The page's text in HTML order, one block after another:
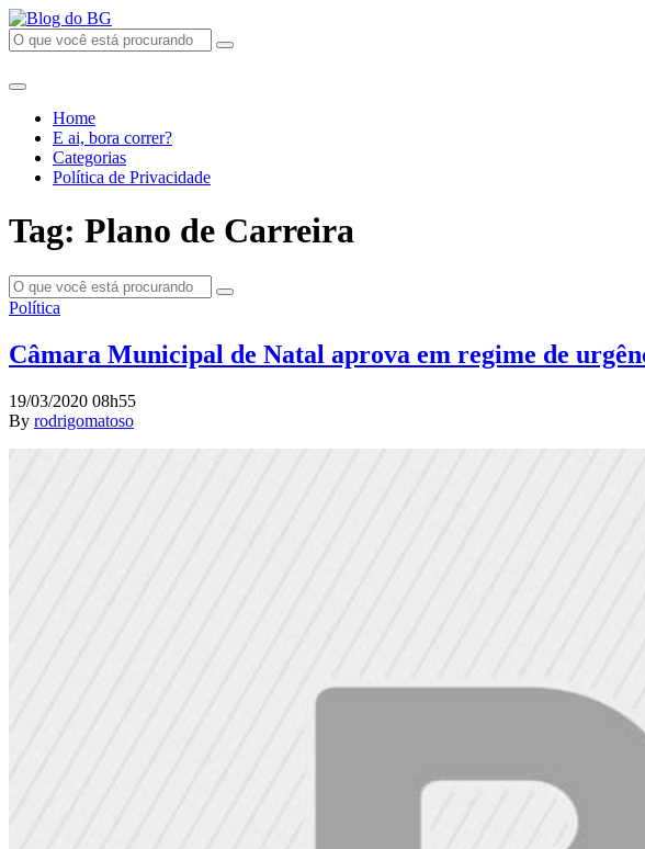
Home
E ai, bora correr?
Categorias
Política de Privacidade
Tag: Plano de Carreira
Política
Câmara Municipal de Natal aprova em regime de
19/03/2020 08h55
By rodrigomatoso